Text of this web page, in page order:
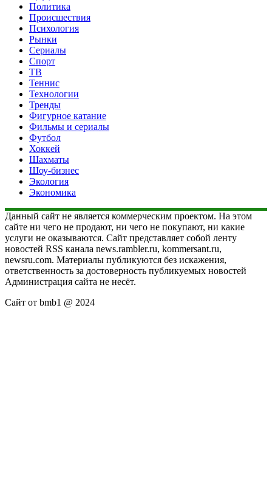
Политика
Происшествия
Психология
Рынки
Сериалы
Спорт
ТВ
Теннис
Технологии
Тренды
Фигурное катание
Фильмы и сериалы
Футбол
Хоккей
Шахматы
Шоу-бизнес
Экология
Экономика
Данный сайт не является коммерческим проектом. На этом
сайте ни чего не продают, ни чего не покупают, ни какие
услуги не оказываются. Сайт представляет собой ленту
новостей RSS канала news.rambler.ru, kommersant.ru,
newsru.com. Материалы публикуются без искажения,
ответственность за достоверность публикуемых новостей
Администрация сайта не несёт.
Сайт от bmb1 @ 2024